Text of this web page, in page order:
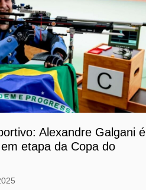
Alexandre Galgani é
etapa da Copa do